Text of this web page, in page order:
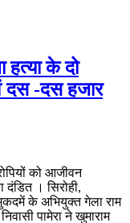
हत्या के दो
दस -दस हजार
को आजीवन
। सिरोही,
के अभियुक्त गेला राम
पामेरा ने खुमाराम